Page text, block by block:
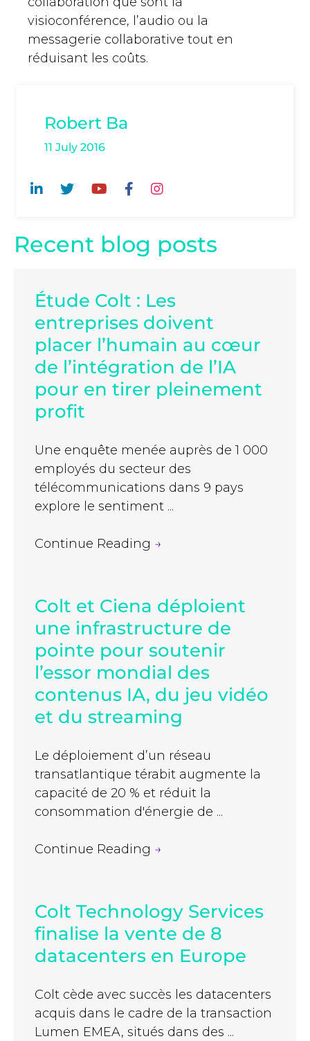
visioconférence, l’audio ou la
messagerie collaborative tout en
réduisant les coûts.
Robert Ba
11 July 2016
Recent blog posts
Étude Colt : Les
entreprises doivent
placer l’humain au cœur
de l’intégration de l’IA
pour en tirer pleinement
profit
Une enquête menée auprès de 1 000
employés du secteur des
télécommunications dans 9 pays
explore le sentiment ...
Continue Reading →
Colt et Ciena déploient
une infrastructure de
pointe pour soutenir
l’essor mondial des
contenus IA, du jeu vidéo
et du streaming
Le déploiement d’un réseau
transatlantique térabit augmente la
capacité de 20 % et réduit la
consommation d'énergie de ...
Continue Reading →
Colt Technology Services
finalise la vente de 8
datacenters en Europe
Colt cède avec succès les datacenters
acquis dans le cadre de la transaction
Lumen EMEA, situés dans des ...